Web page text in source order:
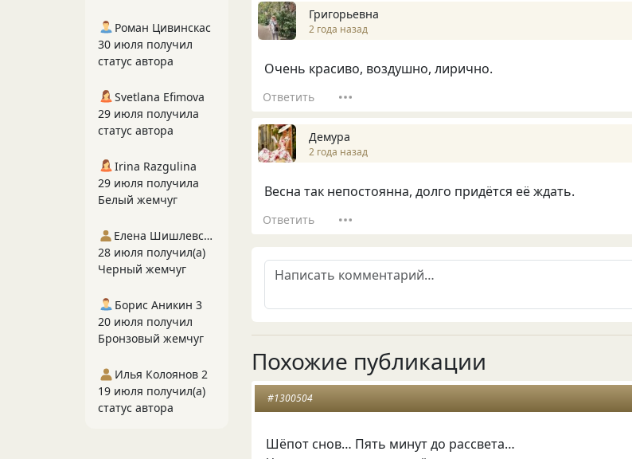
Григорьевна
2 года назад
Очень красиво, воздушно, лирично.
Ответить
Демура
2 года назад
Весна так непостоянна, долго придётся её ждать.
Ответить
Похожие публикации
#1300504
Шёпот снов… Пять минут до рассвета…
Роман Цивинскас
30 июля получил
статус автора
Svetlana Efimova
29 июля получила
статус автора
Irina Razgulina
29 июля получила
Белый жемчуг
Елена Шишлевская
28 июля получил(а)
Черный жемчуг
Борис Аникин 3
20 июля получил
Бронзовый жемчуг
Илья Колоянов 2
19 июля получил(а)
статус автора